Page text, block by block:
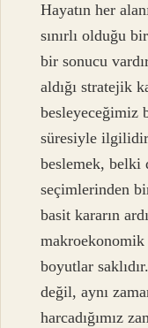
Hayatın her
sınırlı olduğu
bir sonucu
aldığı stratejik
besleyeceğimiz
süresiyle
beslemek, belki
seçimlerinden
basit kararın
makroekonomik
boyutlar
değil, aynı
harcadığımız